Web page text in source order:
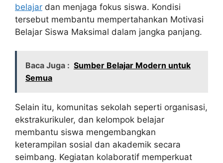
belajar dan menjaga fokus siswa. Kondisi
tersebut membantu mempertahankan Motivasi
Belajar Siswa Maksimal dalam jangka panjang.
Baca Juga : Sumber Belajar Modern untuk
Semua
Selain itu, komunitas sekolah seperti organisasi,
ekstrakurikuler, dan kelompok belajar
membantu siswa mengembangkan
keterampilan sosial dan akademik secara
seimbang. Kegiatan kolaboratif memperkuat